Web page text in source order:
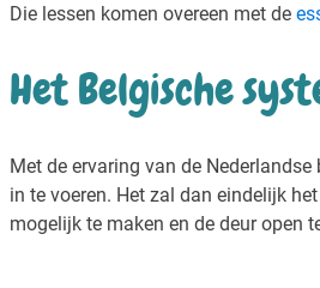
Die lessen komen overeen met de
Het Belgische
Met de ervaring van de
in te voeren. Het zal dan eindelijk
mogelijk te maken en de deur open